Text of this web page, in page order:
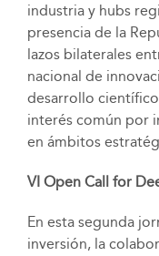
industria y hubs
presencia de la
lazos bilaterales
nacional de
desarrollo
interés común por
en ámbitos
VI Open Call for
En esta segunda
inversión, la